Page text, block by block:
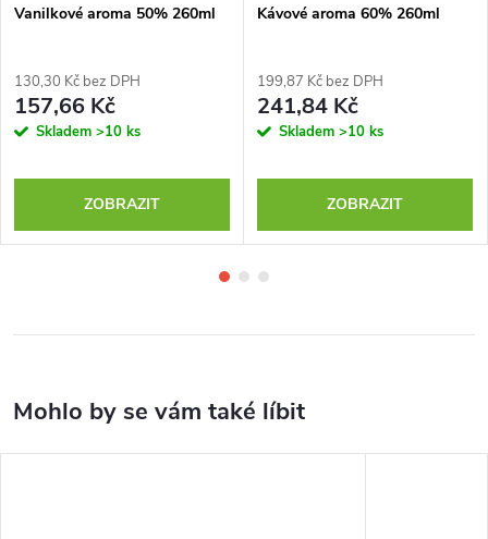
Vanilkové aroma 50% 260ml
130,30 Kč bez DPH
157,66 Kč
Skladem >10 ks
ZOBRAZIT
Kávové aroma 60% 260ml
199,87 Kč bez DPH
241,84 Kč
Skladem >10 ks
ZOBRAZIT